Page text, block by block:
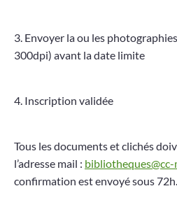
3. Envoyer la ou les
300dpi) avant la date limite
4. Inscription validée
Tous les documents et clichés
l’adresse mail :
confirmation est envoyé sous 72h.